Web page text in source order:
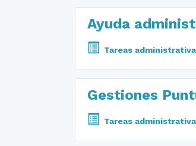
Ayuda
Tareas
Gestiones
Tareas